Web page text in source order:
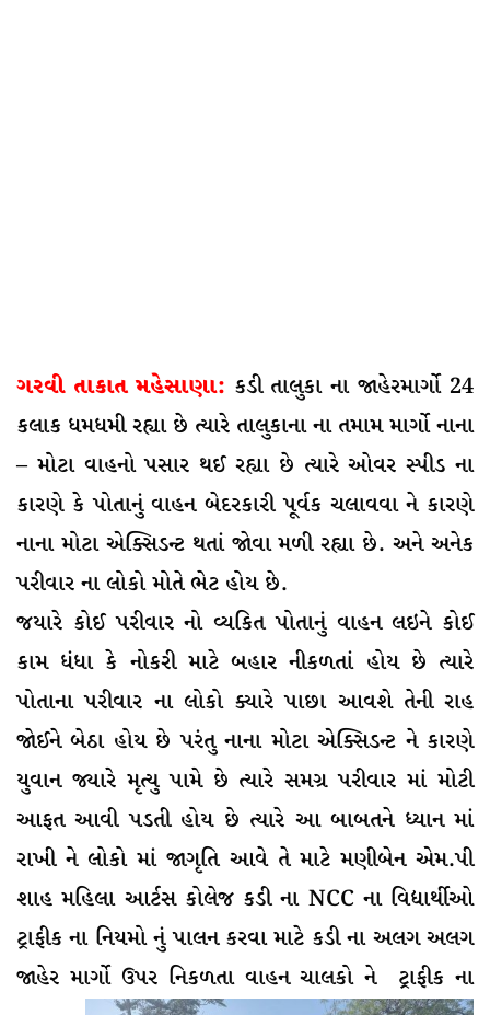
ગરવી તાકાત મહેસાણા: કડી તાલુકા ના જાહેરમાર્ગો 24
કલાક ધમધમી રહ્યા છે ત્યારે તાલુકાના ના તમામ માર્ગો નાના
– મોટા વાહનો પસાર થઈ રહ્યા છે ત્યારે ઓવર સ્પીડ ના
કારણે કે પોતાનું વાહન બેદરકારી પૂર્વક ચલાવવા ને કારણે
નાના મોટા એક્સિડન્ટ થતાં જોવા મળી રહ્યા છે. અને અનેક
પરીવાર ના લોકો મોતે ભેટ હોય છે.
જયારે કોઈ પરીવાર નો વ્યકિત પોતાનું વાહન લઇને કોઈ
કામ ધંધા કે નોકરી માટે બહાર નીકળતાં હોય છે ત્યારે
પોતાના પરીવાર ના લોકો ક્યારે પાછા આવશે તેની રાહ
જોઈને બેઠા હોય છે પરંતુ નાના મોટા એક્સિડન્ટ ને કારણે
યુવાન જ્યારે મૃત્યુ પામે છે ત્યારે સમગ્ર પરીવાર માં મોટી
આફત આવી પડતી હોય છે ત્યારે આ બાબતને ધ્યાન માં
રાખી ને લોકો માં જાગૃતિ આવે તે માટે મણીબેન એમ.પી
શાહ મહિલા આર્ટસ કોલેજ કડી ના NCC ના વિદ્યાર્થીઓ
ટ્રાફીક ના નિયમો નું પાલન કરવા માટે કડી ના અલગ અલગ
જાહેર માર્ગો ઉપર નિકળતા વાહન ચાલકો ને ટ્રાફીક ના